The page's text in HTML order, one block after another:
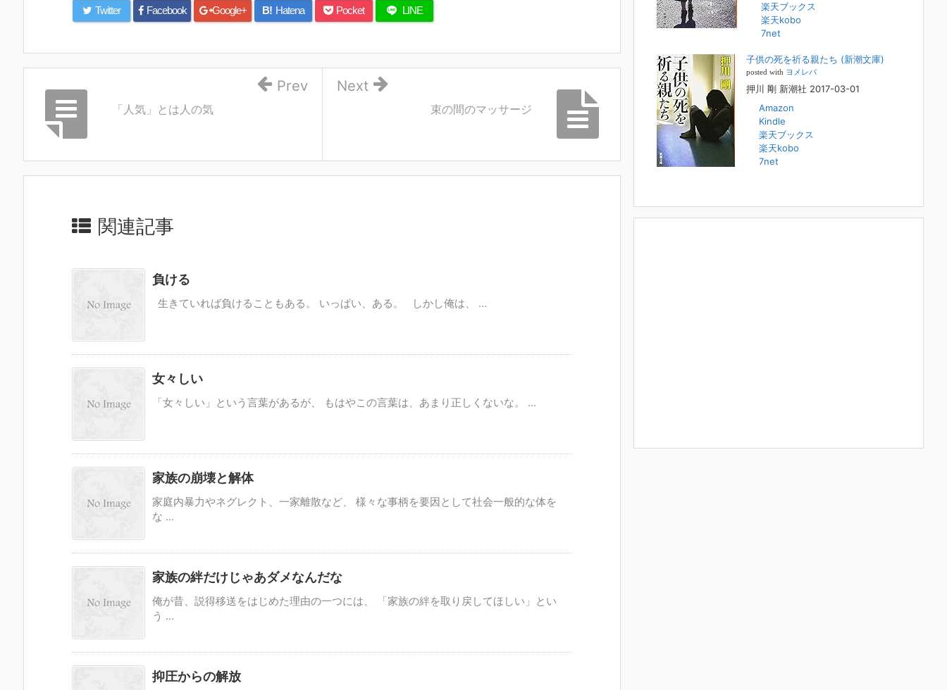
Twitter Facebook Google+ B! Hatena Pocket LINE
束の間のマッサージ
Next
「人気」とは人の気
Prev
関連記事
負ける
生きていれば負けることもある。 いっぱい、ある。 しかし俺は、 ...
女々しい
「女々しい」という言葉があるが、 もはやこの言葉は、あまり正しくないな。 ...
家族の崩壊と解体
家庭内暴力やネグレクト、一家離散など、 様々な事柄を要因として社会一般的な体を
な ...
家族の絆だけじゃあダメなんだな
俺が昔、説得移送をはじめた理由の一つには、 「家族の絆を取り戻してほしい」とい
う ...
抑圧からの解放
FBS福岡放送『目撃者f』出演情報
本日（日曜）深夜1時25分～FBS福岡放送『目撃者f』で、
（株）トキワ精神保健事務所 所長 押川剛の活動を追った
ドキュメンタリーが放送されます。「俺がつなげてやる～コ
ワモテ“説得屋”の生き様～」続きを
人と“直接”向き合うことの価値
2022年1月14日
楽天ブックス
楽天kobo
7net
子供の死を祈る親たち (新潮文庫)
posted with ヨメレバ
押川 剛 新潮社 2017-03-01
Amazon
Kindle
楽天ブックス
楽天kobo
7net